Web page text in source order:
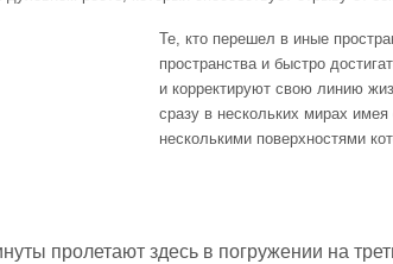
Те, кто перешел в иные
пространства и быстро
и корректируют свою линию
сразу в нескольких мирах
несколькими поверхностями
пролетают здесь в погружении на